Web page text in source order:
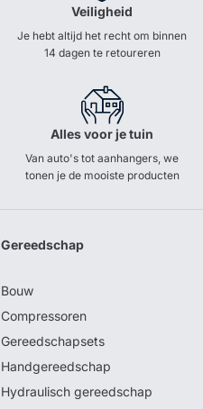
Veiligheid
Je hebt altijd het recht om binnen
14 dagen te retoureren
Alles voor je tuin
Van auto's tot aanhangers, we
tonen je de mooiste producten
Gereedschap
Bouw
Compressoren
Gereedschapsets
Handgereedschap
Hydraulisch gereedschap